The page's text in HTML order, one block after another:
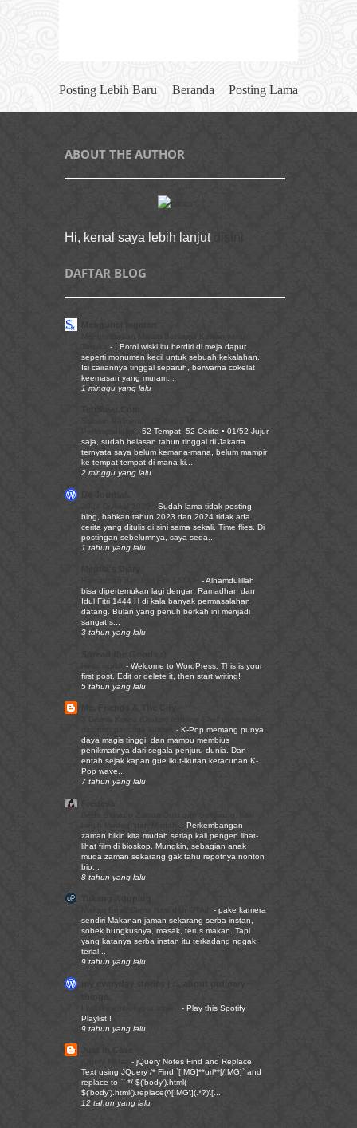
Posting Lebih Baru Posting Lama
Beranda
ABOUT THE AUTHOR
Hi, kenal saya lebih lanjut
DAFTAR BLOG
- I Botol wiski itu berdiri di meja dapur
seperti monumen kecil untuk sebuah kekalahan.
Isi cairannya tinggal separuh, berwarna cokelat
keemasan yang muram...
1 minggu yang lalu
- 52 Tempat, 52 Cerita • 01/52 Jujur
saja, sudah belasan tahun tinggal di Jakarta
ternyata saya belum kemana-mana, belum mampir
ke tempat-tempat di mana ki...
2 minggu yang lalu
- Sudah lama tidak posting
blog, bahkan tahun 2023 dan 2024 tidak ada
cerita yang ditulis di sini sama sekali. Time flies. Di
postingan sebelumnya, saya seda...
1 tahun yang lalu
-Alhamdulillah
bisa dipertemukan lagi dengan Ramadhan dan
Idul Fitri 1444 H di kala banyak permasalahan
datang. Bulan yang penuh berkah ini menjadi
sangat s...
3 tahun yang lalu
- Welcome to WordPress. This is your
first post. Edit or delete it, then start writing!
5 tahun yang lalu
- K-Pop memang punya
daya magis tinggi, dan mampu membius
penikmatinya dari segala penjuru dunia. Dan
entah sejak kapan gue ikut-ikutan keracunan K-
Pop wave...
7 tahun yang lalu
- Perkembangan
zaman bikin kita mudah setiap kali pengen lihat-
lihat film di bioskop. Mungkin, sebagian anak
muda zaman sekarang gak tahu repotnya nonton
bio...
8 tahun yang lalu
- pake kamera
sendiri Makanan jaman sekarang serba instan,
sobek bungkusnya, masak, terus makan. Tapi
yang katanya serba instan itu terkadang nggak
terlal...
9 tahun yang lalu
- Play this Spotify
Playlist !
9 tahun yang lalu
- jQuery Notes Find and Replace
Text using JQuery /* Find `[IMG]**url**[/IMG]` and
replace to `` */ $('body').html(
$('body').html().replace(/\[IMG\](.*?)\[...
12 tahun yang lalu